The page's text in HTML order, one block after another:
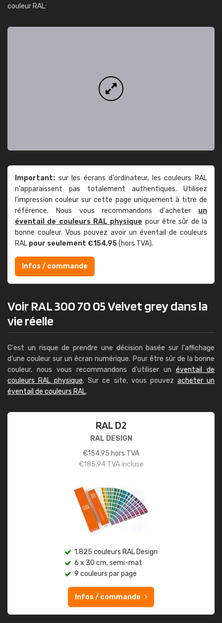
couleur RAL:
Important: sur les écrans d'ordinateur, les couleurs RAL
n'apparaissent pas totalement authentiques. Utilisez
l'impression couleur sur cette page uniquement à titre de
référence. Nous vous recommandons d'acheter un
éventail de couleurs RAL physique pour être sûr de la
bonne couleur. Vous pouvez avoir un éventail de couleurs
RAL pour seulement €154,95(hors TVA).
Infos / commande
Voir RAL 300 70 05 Velvet grey dans la
vie réelle
C'est un risque de prendre une décision basée sur l'affichage
d'une couleur sur un écran numérique. Pour être sûr de la bonne
couleur, nous vous recommandons d'utiliser un éventail de
couleurs RAL physique. Sur ce site, vous pouvez acheter un
éventail de couleurs RAL.
RAL D2
RAL DESIGN
€154,95 hors TVA
€185,94TVA incluse
1.825 couleurs RAL Design
6 x 30 cm, semi-mat
9 couleurs par page
Infos / commande